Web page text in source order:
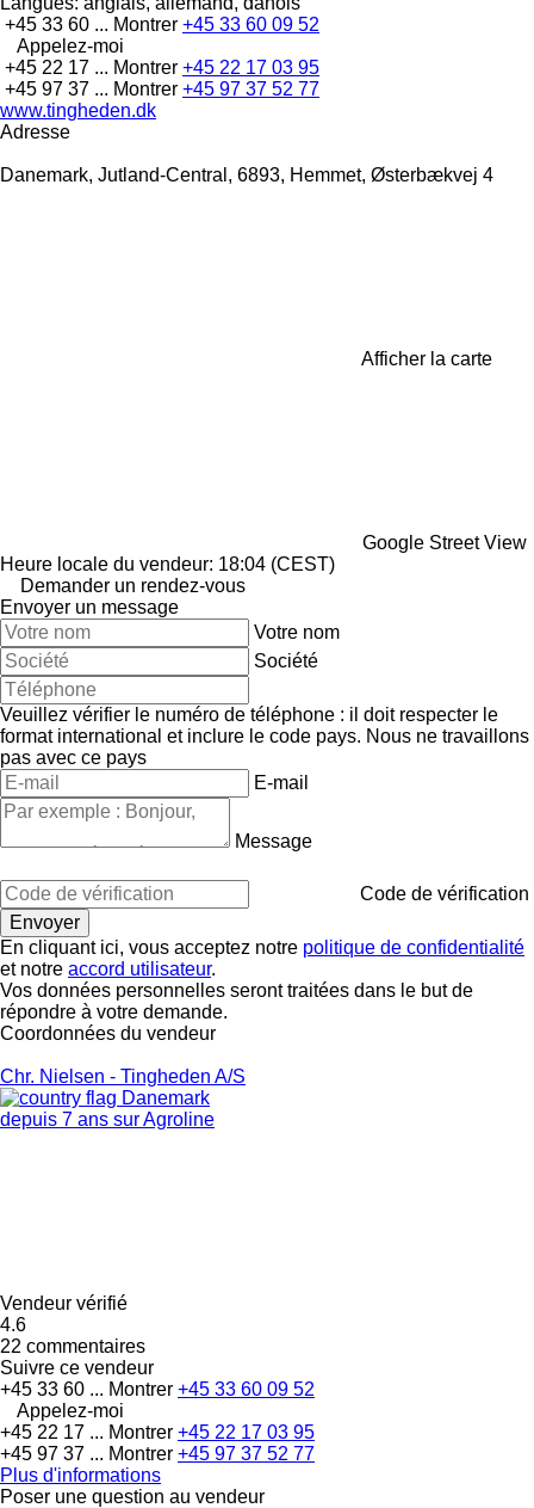
+45 33 60 ... Montrer +45 33 60 09 52
Appelez-moi
+45 22 17 ... Montrer +45 22 17 03 95
+45 97 37 ... Montrer +45 97 37 52 77
www.tingheden.dk
Adresse
Danemark, Jutland-Central, 6893, Hemmet, Østerbækvej 4
Afficher la carte
Google Street View
Heure locale du vendeur: 18:04 (CEST)
Demander un rendez-vous
Envoyer un message
Votre nom
Société
Veuillez vérifier le numéro de téléphone : il doit respecter le
format international et inclure le code pays. Nous ne travaillons
pas avec ce pays
E-mail
Message
Code de vérification
En cliquant ici, vous acceptez notre politique de confidentialité
et notre accord utilisateur.
Vos données personnelles seront traitées dans le but de
répondre à votre demande.
Coordonnées du vendeur
Chr. Nielsen - Tingheden A/S
Danemark
depuis 7 ans sur Agroline
Vendeur vérifié
4.6
22 commentaires
Suivre ce vendeur
+45 33 60 ... Montrer +45 33 60 09 52
Appelez-moi
+45 22 17 ... Montrer +45 22 17 03 95
+45 97 37 ... Montrer +45 97 37 52 77
Plus d'informations
Poser une question au vendeur